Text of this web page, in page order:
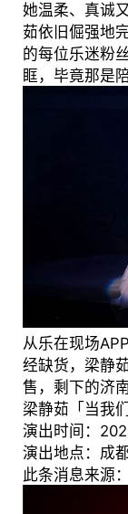
她温柔、真诚
茹依旧倔强地
的每位乐迷粉
眶，毕竟那是
从乐在现场
经缺货，梁静
售，剩下的济
梁静茹「当我
演出时间：
演出地点：成
此条消息来源